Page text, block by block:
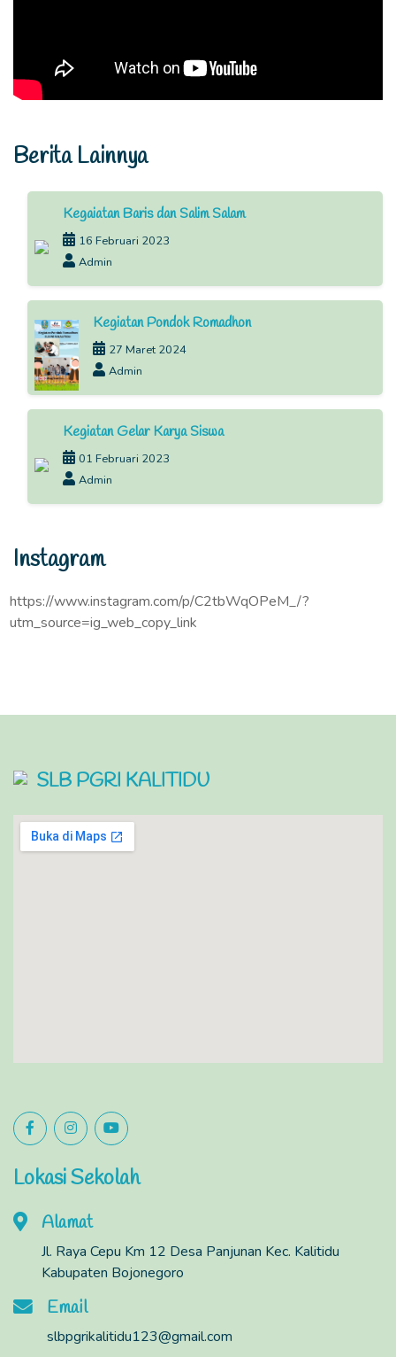
Berita Lainnya
Kegaiatan Baris dan Salim Salam
16 Februari 2023
Admin
Kegiatan Pondok Romadhon
27 Maret 2024
Admin
Kegiatan Gelar Karya Siswa
01 Februari 2023
Admin
Instagram
https://www.instagram.com/p/C2tbWqOPeM_/?
utm_source=ig_web_copy_link
SLB PGRI KALITIDU
Lokasi Sekolah
Alamat
Jl. Raya Cepu Km 12 Desa Panjunan Kec. Kalitidu
Kabupaten Bojonegoro
Email
slbpgrikalitidu123@gmail.com